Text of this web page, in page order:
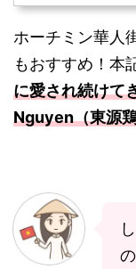
ホーチミン華人
もおすすめ！本
に愛され続けて
Nguyen（東源